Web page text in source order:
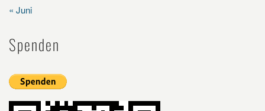
« Juni
Spenden